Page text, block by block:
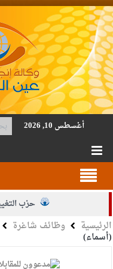
أغسطس 10, 2026
حزب
الجيش يفتح باب
الرئيسية وظائف شاغرة
(أسماء)